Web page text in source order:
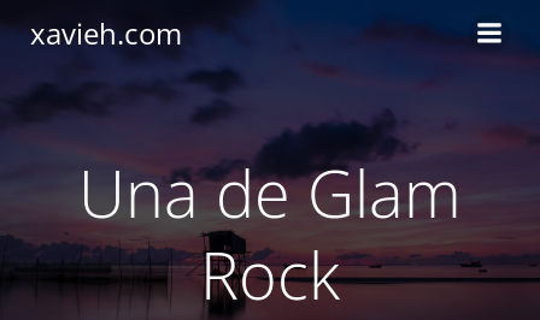
xavieh.com
Una de Glam
Rock